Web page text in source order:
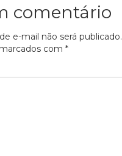
comentário
e-mail não será publicado.
com *